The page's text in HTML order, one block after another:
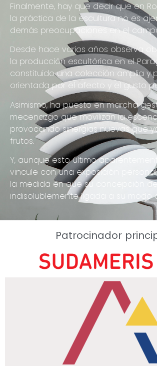
Finalmente, hay que decir que en
la práctica de la escultura no es
demás preocupaciones en el
Desde hace varios años observa
la producción escultórica en el
constituido una colección amplia y
orientada por el afecto y el gusto
Asimismo, ha puesto en marcha
mecenazgo que movilizan la
provocando sinergias nuevas que
frutos.
Y, aunque esto último
vincule con una exposición
la medida en que su concepción
indisolublemente ligada a su modo
Patrocinador